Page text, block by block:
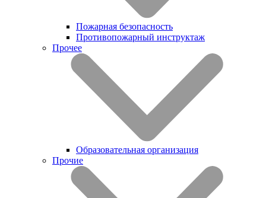
Пожарная безопасность
Противопожарный инструктаж
Прочее
Образовательная организация
Прочие